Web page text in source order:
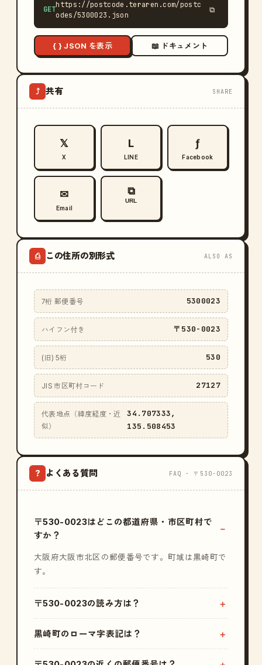
GET
https://postcode.teraren.com/postc
odes/5300023.json
⧉
{ } JSON を表示 📖 ドキュメント
⤴ 共有 SHARE
𝕏
X
L
LINE
ƒ
Facebook
✉
Email
⧉
URL
⎙ この住所の別形式 ALSO AS
7桁 郵便番号 5300023
ハイフン付き 〒530-0023
(旧) 5桁 530
JIS 市区町村コード 27127
代表地点（緯度経度・近
似）
34.707333,
135.508453
? よくある質問 FAQ · 〒530-0023
〒530-0023はどこの都道府県・市区町村で
すか？
大阪府大阪市北区の郵便番号です。町域は黒崎町で
す。
〒530-0023の読み方は？
黒崎町のローマ字表記は？